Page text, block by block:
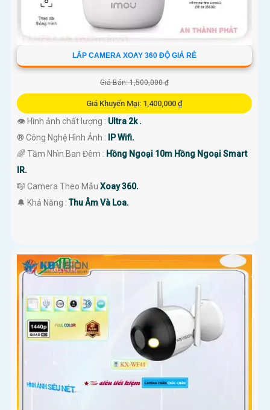
LẮP CAMERA XOAY 360 ĐỘ GIÁ RẺ
Giá Bán: 1,500,000 ₫
Giá Khuyến Mại: 1,400,000 ₫
👁 Hình ảnh chất lượng : Ultra 2k .
®️ Công Nghệ Hình Ảnh :
IP Wifi.
🌈 Tầm Nhìn Ban Đêm : Hồng Ngoại 10m Hồng Ngoại Smart
IR.
🎼️ Camera Theo Mẫu Xoay 360.
️🔔 Khả Năng :Thu Âm Và Loa.